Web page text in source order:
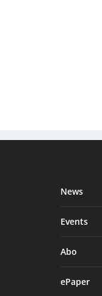
News
Events
Abo
ePaper